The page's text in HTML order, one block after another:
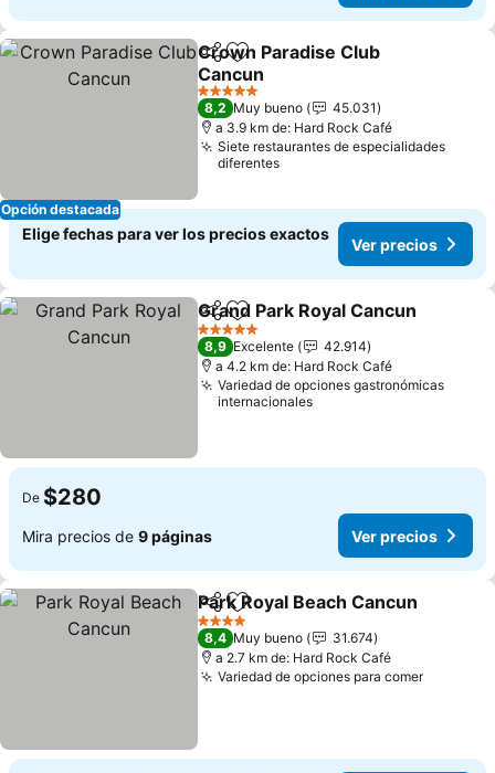
Opción destacada
CompartirAgregar a favoritos
Crown Paradise Club
Cancun
5 Estrellas
8,2 Muy bueno
45.031
a 3.9 km de: Hard Rock Café
Siete restaurantes de especialidades
diferentes
Elige fechas para ver los precios exactos
Ver precios
CompartirAgregar a favoritos
Grand Park Royal Cancun
5 Estrellas
8,9 Excelente
42.914
a 4.2 km de: Hard Rock Café
Variedad de opciones gastronómicas
internacionales
De $280
Mira precios de 9 páginas Ver precios
CompartirAgregar a favoritos
Park Royal Beach Cancun
4 Estrellas
8,4 Muy bueno
31.674
a 2.7 km de: Hard Rock Café
Variedad de opciones para comer